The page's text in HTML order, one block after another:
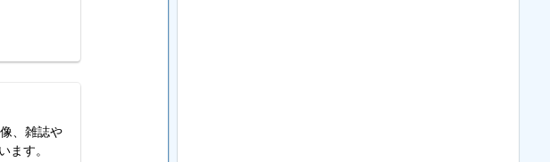
、雑誌や
ます。